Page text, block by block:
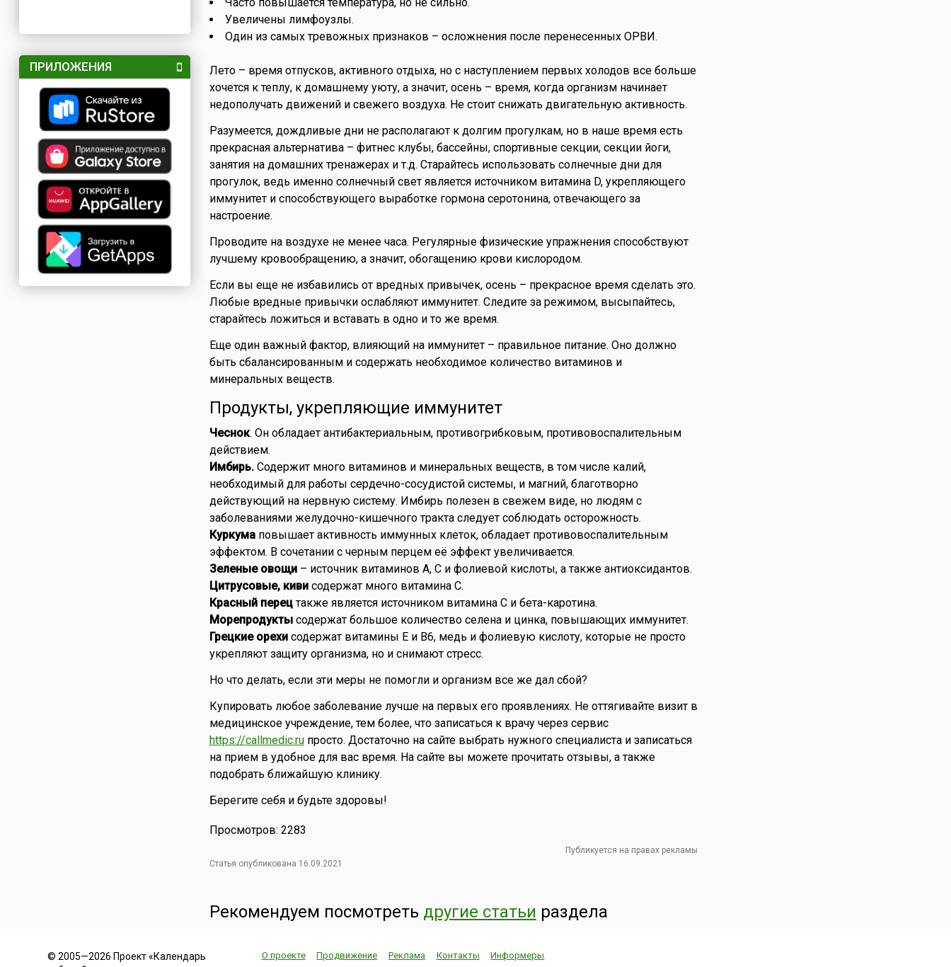
ПРИЛОЖЕНИЯ
Увеличены лимфоузлы.
Один из самых тревожных признаков – осложнения после перенесенных ОРВИ.
Лето – время отпусков, активного отдыха, но с наступлением первых холодов все больше
хочется к теплу, к домашнему уюту, а значит, осень – время, когда организм начинает
недополучать движений и свежего воздуха. Не стоит снижать двигательную активность.
Разумеется, дождливые дни не располагают к долгим прогулкам, но в наше время есть
прекрасная альтернатива – фитнес клубы, бассейны, спортивные секции, секции йоги,
занятия на домашних тренажерах и т.д. Старайтесь использовать солнечные дни для
прогулок, ведь именно солнечный свет является источником витамина D, укрепляющего
иммунитет и способствующего выработке гормона серотонина, отвечающего за
настроение.
Проводите на воздухе не менее часа. Регулярные физические упражнения способствуют
лучшему кровообращению, а значит, обогащению крови кислородом.
Если вы еще не избавились от вредных привычек, осень – прекрасное время сделать это.
Любые вредные привычки ослабляют иммунитет. Следите за режимом, высыпайтесь,
старайтесь ложиться и вставать в одно и то же время.
Еще один важный фактор, влияющий на иммунитет – правильное питание. Оно должно
быть сбалансированным и содержать необходимое количество витаминов и
минеральных веществ.
Продукты, укрепляющие иммунитет
Чеснок. Он обладает антибактериальным, противогрибковым, противовоспалительным
действием.
Имбирь.Содержит много витаминов и минеральных веществ, в том числе калий,
необходимый для работы сердечно-сосудистой системы, и магний, благотворно
действующий на нервную систему. Имбирь полезен в свежем виде, но людям с
заболеваниями желудочно-кишечного тракта следует соблюдать осторожность.
Куркума повышает активность иммунных клеток, обладает противовоспалительным
эффектом. В сочетании с черным перцем её эффект увеличивается.
Зеленые овощи– источник витаминов А, С и фолиевой кислоты, а также антиоксидантов.
Цитрусовые, кивисодержат много витамина С.
Красный перецтакже является источником витамина С и бета-каротина.
Морепродуктысодержат большое количество селена и цинка, повышающих иммунитет.
Грецкие орехисодержат витамины E и B6, медь и фолиевую кислоту, которые не просто
укрепляют защиту организма, но и снимают стресс.
Но что делать, если эти меры не помогли и организм все же дал сбой?
Купировать любое заболевание лучше на первых его проявлениях. Не оттягивайте визит в
медицинское учреждение, тем более, что записаться к врачу через сервис
https://callmedic.ruпросто. Достаточно на сайте выбрать нужного специалиста и записаться
на прием в удобное для вас время. На сайте вы можете прочитать отзывы, а также
подобрать ближайшую клинику.
Берегите себя и будьте здоровы!
Просмотров: 2283
Публикуется на правах рекламы
Статья опубликована 16.09.2021
Рекомендуем посмотреть другие статьи раздела
© 2005—2026 Проект «Календарь
О проекте Продвижение Реклама Контакты Информеры